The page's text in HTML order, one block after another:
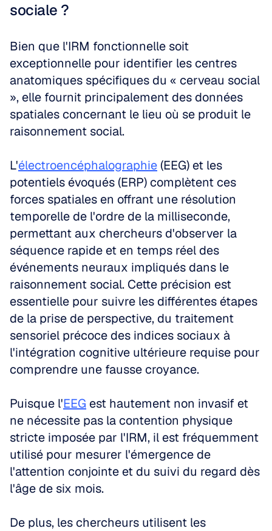
sociale ?
Bien que l'IRM fonctionnelle soit
exceptionnelle pour identifier les centres
anatomiques spécifiques du « cerveau social
», elle fournit principalement des données
spatiales concernant le lieu où se produit le
raisonnement social.
L'électroencéphalographie (EEG) et les
potentiels évoqués (ERP) complètent ces
forces spatiales en offrant une résolution
temporelle de l'ordre de la milliseconde,
permettant aux chercheurs d'observer la
séquence rapide et en temps réel des
événements neuraux impliqués dans le
raisonnement social. Cette précision est
essentielle pour suivre les différentes étapes
de la prise de perspective, du traitement
sensoriel précoce des indices sociaux à
l'intégration cognitive ultérieure requise pour
comprendre une fausse croyance.
Puisque l'EEG est hautement non invasif et
ne nécessite pas la contention physique
stricte imposée par l'IRM, il est fréquemment
utilisé pour mesurer l'émergence de
l'attention conjointe et du suivi du regard dès
l'âge de six mois.
De plus, les chercheurs utilisent les